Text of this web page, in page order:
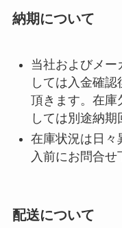
納期について
当社およびメー
しては入金確
頂きます。在庫
しては別途納期
在庫状況は日々
入前にお問合せ
配送について